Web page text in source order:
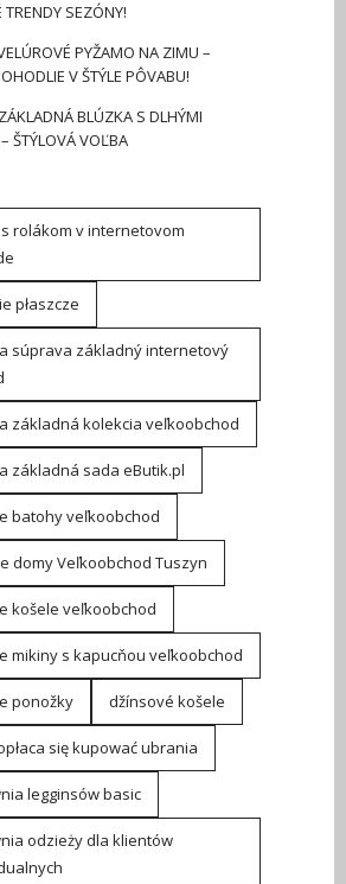
TRENDY SEZÓNY!
PYŽAMO NA ZIMU –
V ŠTÝLE PÔVABU!
BLÚZKA S DLHÝMI
ŠTÝLOVÁ VOĽBA
rolákom v internetovom
płaszcze
súprava základný internetový
základná kolekcia veľkoobchod
základná sada eButik.pl
batohy veľkoobchod
domy Veľkoobchod Tuszyn
košele veľkoobchod
mikiny s kapucňou veľkoobchod
ponožky džínsové košele
się kupować ubrania
legginsów basic
odzieży dla klientów